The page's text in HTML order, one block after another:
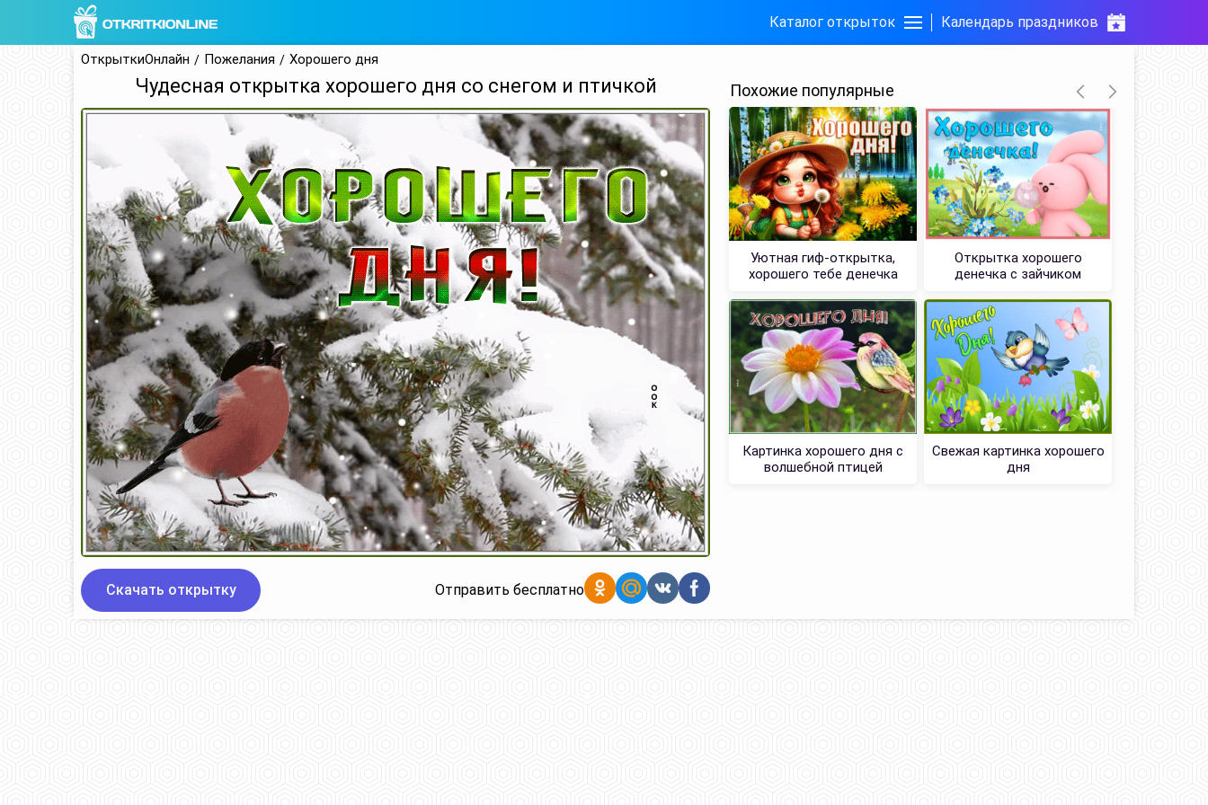
Каталог открыток Календарь праздников
ОткрыткиОнлайн Пожелания Хорошего дня
Чудесная открытка хорошего дня со снегом и птичкой
Скачать открытку Отправить бесплатно
Похожие популярные
Уютная гиф-открытка,
хорошего тебе денечка
Открытка хорошего
денечка с зайчиком
Картинка хорошего дня с
волшебной птицей
Свежая картинка хорошего
дня